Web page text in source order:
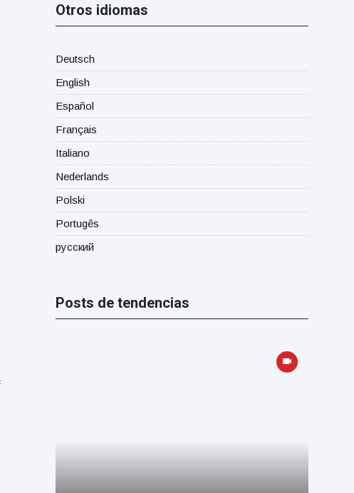
Otros idiomas
Deutsch
English
Español
Français
Italiano
Nederlands
Polski
Portugês
русский
Posts de tendencias